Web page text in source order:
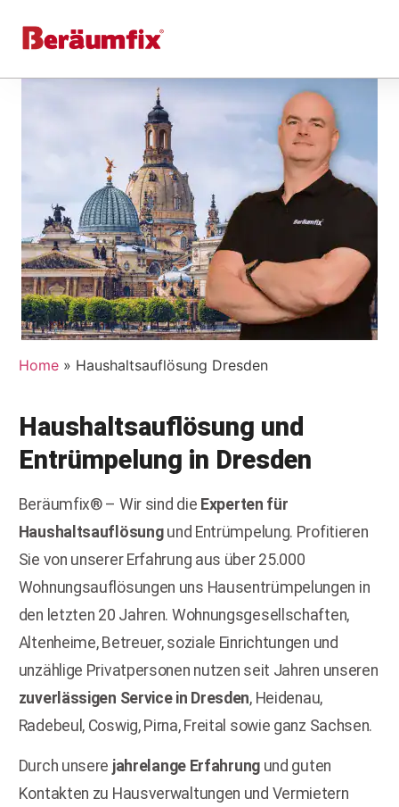
Home» Haushaltsauflösung Dresden
Haushaltsauflösung und
Entrümpelung in Dresden
Beräumfix® – Wir sind die Experten für
Haushaltsauflösungund Entrümpelung. Profitieren
Sie von unserer Erfahrung aus über 25.000
Wohnungsauflösungen uns Hausentrümpelungen in
den letzten 20 Jahren. Wohnungsgesellschaften,
Altenheime, Betreuer, soziale Einrichtungen und
unzählige Privatpersonen nutzen seit Jahren unseren
zuverlässigen Service in Dresden, Heidenau,
Radebeul, Coswig, Pirna, Freital sowie ganz Sachsen.
Durch unsere jahrelange Erfahrungund guten
Kontakten zu Hausverwaltungen und Vermietern